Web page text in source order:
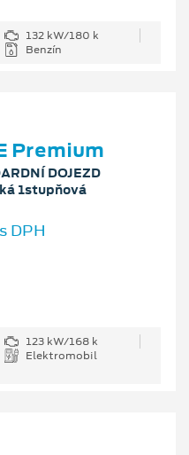
132 kW/180 k
Benzín
Premium
DOJEZD
1stupňová
DPH
123 kW/168 k
Elektromobil